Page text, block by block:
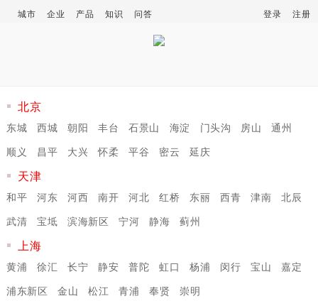
城市 企业 产品 知识 问答 登录 注册
北京
东城 西城 朝阳 丰台 石景山 海淀 门头沟 房山
通州
顺义
昌平 大兴 怀柔 平谷 密云 延庆
天津
和平 河东 河西 南开 河北 红桥 东丽 西青 津南
北辰
武清
宝坻 滨海新区 宁河 静海 蓟州
上海
黄浦 徐汇 长宁 静安 普陀 虹口 杨浦 闵行 宝山
嘉定
浦东新区
金山 松江 青浦 奉贤 崇明